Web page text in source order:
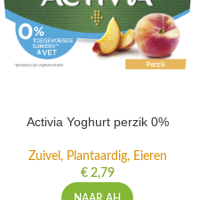
Activia Yoghurt perzik 0%
Zuivel, Plantaardig, Eieren
€2,79